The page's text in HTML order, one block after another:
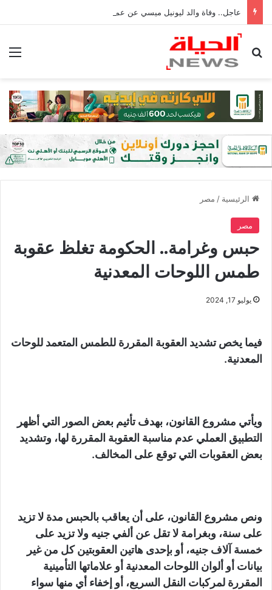
عاجل.. وفاة والد ليونيل ميسي عن عمر 68 عامًا في الأرجنتين
بحث عن
الرئيسية / مصر
مصر
حبس وغرامة.. الحكومة تغلظ عقوبة
طمس اللوحات المعدنية
يوليو 17, 2024
فيما يخص تشديد العقوبة المقررة للطمس المتعمد للوحات
المعدنية.
ويأتي مشروع القانون، بهدف تأثيم بعض الصور التي أظهر
التطبيق العملي عدم مناسبة العقوبة المقررة لها، وتشديد
بعض العقوبات التي توقع على المخالف.
ونص مشروع القانون، على أن يعاقب بالحبس مدة لا تزيد
على سنة، وبغرامة لا تقل عن ألفي جنيه ولا تزيد على
خمسة آلاف جنيه، أو بإحدى هاتين العقوبتين كل من غير
بيانات أو ألوان اللوحات المعدنية أو علاماتها التأمينية
المقررة لمركبات النقل السريع، أو إخفاء أي منها سواء